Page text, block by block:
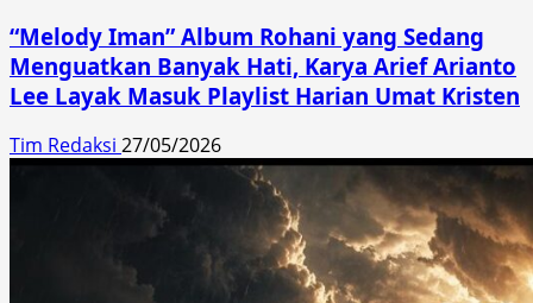
“Melody Iman” Album Rohani yang Sedang
Menguatkan Banyak Hati, Karya Arief Arianto
Lee Layak Masuk Playlist Harian Umat Kristen
Tim Redaksi 27/05/2026